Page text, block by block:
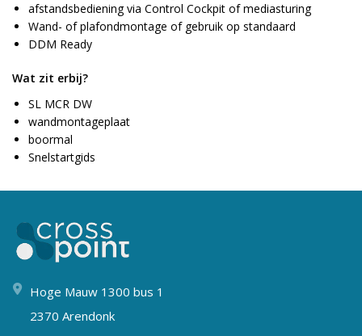
afstandsbediening via Control Cockpit of mediasturing
Wand- of plafondmontage of gebruik op standaard
DDM Ready
Wat zit erbij?
SL MCR DW
wandmontageplaat
boormal
Snelstartgids
Hoge Mauw 1300 bus 1
2370 Arendonk